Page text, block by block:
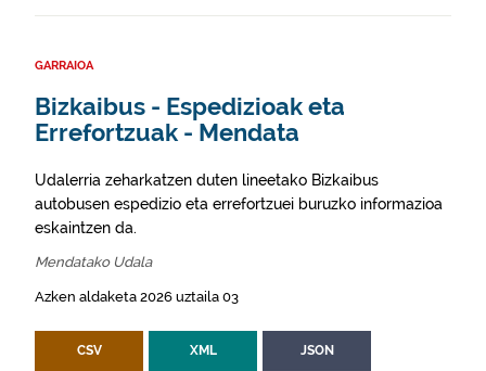
GARRAIOA
Bizkaibus - Espedizioak eta
Errefortzuak - Mendata
Udalerria zeharkatzen duten lineetako Bizkaibus
autobusen espedizio eta errefortzuei buruzko informazioa
eskaintzen da.
Mendatako Udala
Azken aldaketa 2026 uztaila 03
CSV XML JSON